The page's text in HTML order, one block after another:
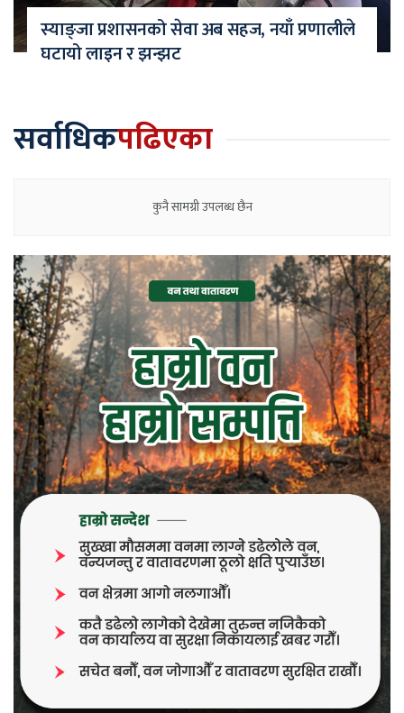
स्याङ्जा प्रशासनको सेवा अब सहज, नयाँ प्रणालीले
घटायो लाइन र झन्झट
सर्वाधिकपढिएका
कुनै सामग्री उपलब्ध छैन